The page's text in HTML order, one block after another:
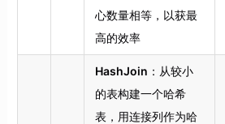
心数量相等，以获最
高的效率
HashJoin ：从较小
的表构建一个哈希
表，用连接列作为哈